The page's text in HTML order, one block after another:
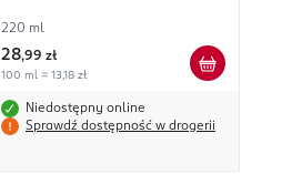
220 ml
28,99 zł
100 ml = 13,18 zł
Niedostępny online
Sprawdź dostępność w drogerii